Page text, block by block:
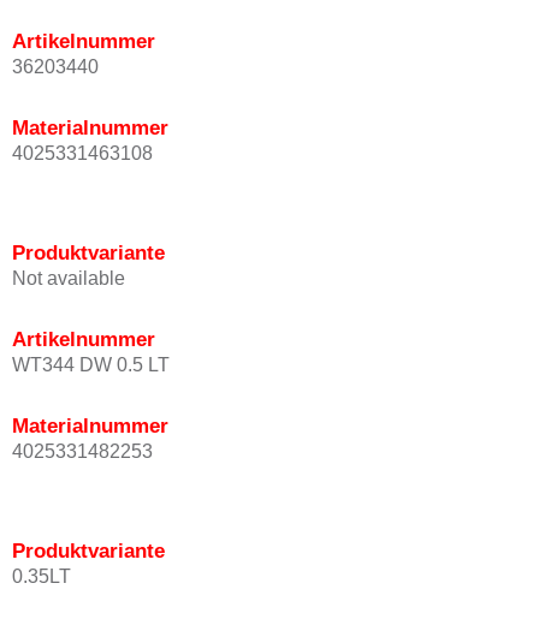
Artikelnummer
36203440
Materialnummer
4025331463108
Produktvariante
Not available
Artikelnummer
WT344 DW 0.5 LT
Materialnummer
4025331482253
Produktvariante
0.35LT